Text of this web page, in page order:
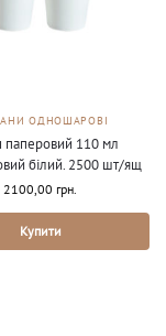
ОДНОШАРОВІ
паперовий 110 мл
білий. 2500 шт/ящ
2100,00 грн.
Купити